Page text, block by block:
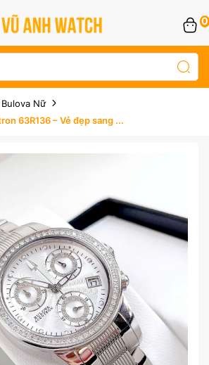
0
Nữ
63R136 – Vẻ đẹp sang ...